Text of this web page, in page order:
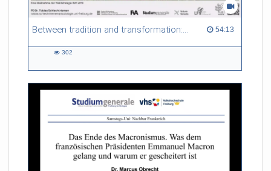
Between tradition and transformation: how owners, advisers and institutions co-create knowledge for resilient forests in Europe 54:13
54:13 duration
302